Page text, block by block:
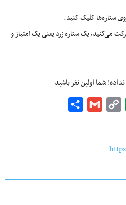
ستاره‌ها کلیک کنید.
می‌کنید، یک ستاره زرد یعنی یک امتیاز و
شما اولین نفر باشید
Balatarin
Copy
Gmail